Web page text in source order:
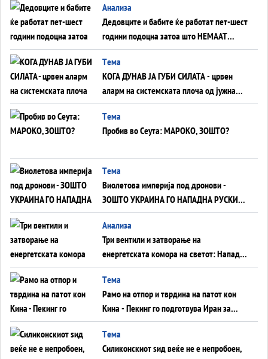
Анализа
Дедовците и бабите ќе работат пет-шест
години подоцна затоа што НЕМААТ
ВНУЦИ ДА ГИ ЗАМЕНАТ
Tема
КОГА ДУНАВ ЈА ГУБИ СИЛАТА - црвен
аларм на системската плоча од јужна
Германија до Црното Море...
Tема
Пробив во Сеута: МАРОКО, ЗОШТО?
Tема
Виолетова империја под дронови -
ЗОШТО УКРАИНА ГО НАПАДНА РУСКИОТ
WILDBERRIES
Aнализа
Три вентили и затворање на
енергетската комора на светот: Нападот
во Суец најавува глобален енергетски
инфаркт?
Tема
Рамо на отпор и тврдина на патот кон
Кина - Пекинг го подготвува Иран за
американска копнена инвазија
Tема
Силиконскиот ѕид веќе не е непробоен,